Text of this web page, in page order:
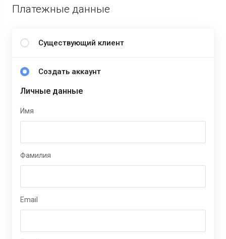
Платежные данные
Существующий клиент
Создать аккаунт
Личные данные
Имя
Фамилия
Email